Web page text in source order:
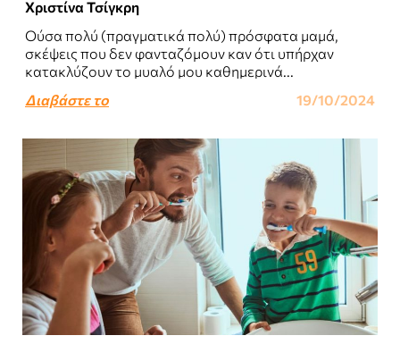
Χριστίνα Τσίγκρη
Ούσα πολύ (πραγματικά πολύ) πρόσφατα μαμά,
σκέψεις που δεν φανταζόμουν καν ότι υπήρχαν
κατακλύζουν το μυαλό μου καθημερινά...
Διαβάστε το
19/10/2024